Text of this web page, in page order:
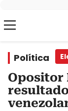
Política
Opositor